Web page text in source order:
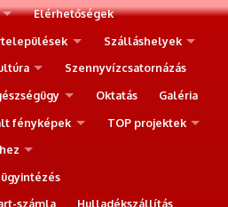
Elérhetőségek
Szálláshelyek
Szennyvízcsatornázás
Oktatás
Galéria
fényképek
TOP projektek
számla
Hulladékszállítás